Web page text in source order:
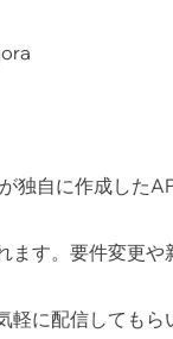
独自に作成した
す。要件変更
軽に配信しても